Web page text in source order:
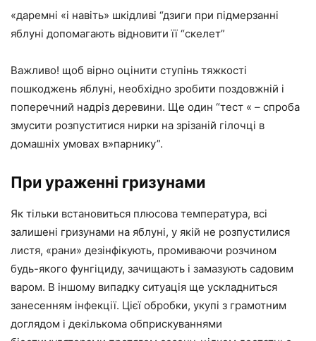
«даремні «і навіть» шкідливі “дзиги при підмерзанні
яблуні допомагають відновити її “скелет”
Важливо! щоб вірно оцінити ступінь тяжкості
пошкоджень яблуні, необхідно зробити поздовжній і
поперечний надріз деревини. Ще один “тест « – спроба
змусити розпуститися нирки на зрізаній гілочці в
домашніх умовах в»парнику”.
При ураженні гризунами
Як тільки встановиться плюсова температура, всі
залишені гризунами на яблуні, у якій не розпустилися
листя, «рани» дезінфікують, промиваючи розчином
будь-якого фунгіциду, зачищають і замазують садовим
варом. В іншому випадку ситуація ще ускладниться
занесенням інфекції. Цієї обробки, укупі з грамотним
доглядом і декількома обприскуваннями